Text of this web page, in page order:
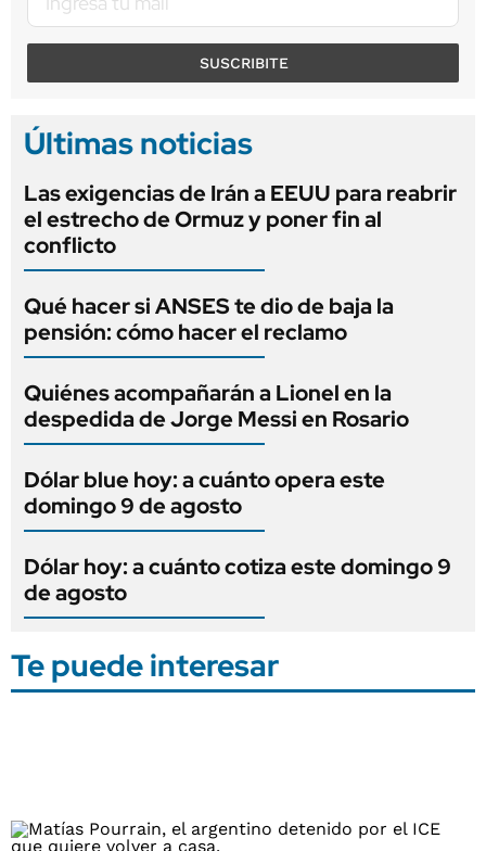
SUSCRIBITE
Últimas noticias
Las exigencias de Irán a EEUU para reabrir
el estrecho de Ormuz y poner fin al
conflicto
Qué hacer si ANSES te dio de baja la
pensión: cómo hacer el reclamo
Quiénes acompañarán a Lionel en la
despedida de Jorge Messi en Rosario
Dólar blue hoy: a cuánto opera este
domingo 9 de agosto
Dólar hoy: a cuánto cotiza este domingo 9
de agosto
Te puede interesar